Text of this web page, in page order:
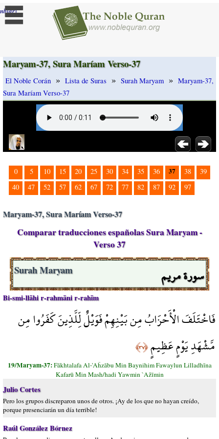
]
Maryam-37, Sura Maríam Verso-37
El Noble Corán » Lista de Suras » Surah Maryam » Maryam-37,
Sura Maríam Verso-37
0 5 10 15 20 25 30 34 35 36 37 38
39
40
47 52 57 62 67 72 77 82 87 92 97
Maryam-37, Sura Maríam Verso-37
Comparar traducciones españolas Sura Maryam -
Verso 37
سورة مريم Surah Maryam
Bi-smi-llāhi r-rahmāni r-rahīm
فَاخْتَلَفَ الْأَحْزَابُ مِن بَيْنِهِمْ فَوَيْلٌ لِّلَّذِينَ كَفَرُوا مِن
مَّشْهَدِ يَوْمٍ عَظِيمٍ﴿٣٧﴾
19/Maryam-37:Fākhtalafa Al-'Aĥzābu Min Baynihim Fawaylun Lilladhīna
Kafarū Min Mash/hadi Yawmin `Ažīmin
Julio Cortes
Pero los grupos discreparon unos de otros. ¡Ay de los que no hayan creído,
porque presenciarán un día terrible!
Raúl González Bórnez